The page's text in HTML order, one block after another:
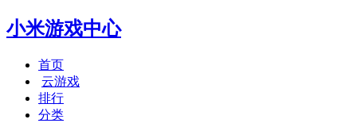
小米游戏中心
首页
云游戏
排行
分类